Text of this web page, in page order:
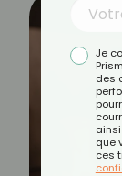
Je
des
que
ces